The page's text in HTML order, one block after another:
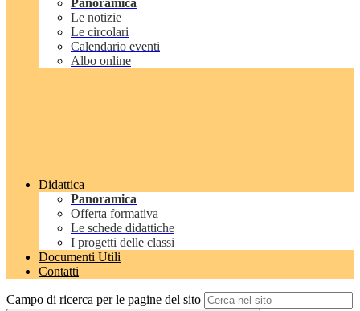
Panoramica
Le notizie
Le circolari
Calendario eventi
Albo online
Didattica
Panoramica
Offerta formativa
Le schede didattiche
I progetti delle classi
Documenti Utili
Contatti
Campo di ricerca per le pagine del sito